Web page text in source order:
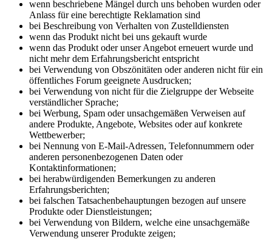
wenn beschriebene Mängel durch uns behoben wurden oder
Anlass für eine berechtigte Reklamation sind
bei Beschreibung von Verhalten von Zustelldiensten
wenn das Produkt nicht bei uns gekauft wurde
wenn das Produkt oder unser Angebot erneuert wurde und
nicht mehr dem Erfahrungsbericht entspricht
bei Verwendung von Obszönitäten oder anderen nicht für ein
öffentliches Forum geeignete Ausdrucken;
bei Verwendung von nicht für die Zielgruppe der Webseite
verständlicher Sprache;
bei Werbung, Spam oder unsachgemäßen Verweisen auf
andere Produkte, Angebote, Websites oder auf konkrete
Wettbewerber;
bei Nennung von E-Mail-Adressen, Telefonnummern oder
anderen personenbezogenen Daten oder
Kontaktinformationen;
bei herabwürdigenden Bemerkungen zu anderen
Erfahrungsberichten;
bei falschen Tatsachenbehauptungen bezogen auf unsere
Produkte oder Dienstleistungen;
bei Verwendung von Bildern, welche eine unsachgemäße
Verwendung unserer Produkte zeigen;